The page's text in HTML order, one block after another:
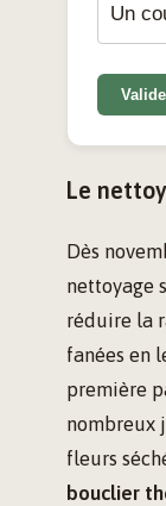
Un
Le
Dès
nettoyage
réduire la
fanées en
première
nombreux
fleurs
bouclier